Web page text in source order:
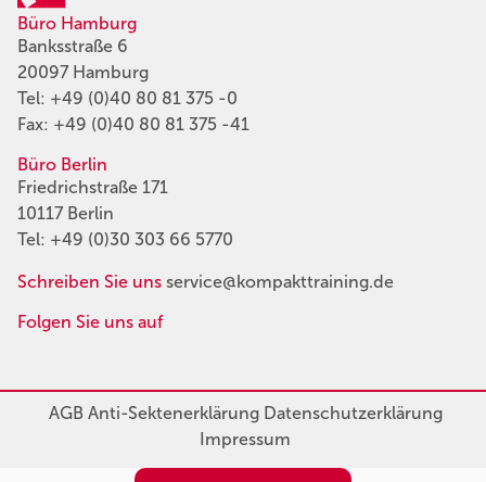
Büro Hamburg
Banksstraße 6
20097 Hamburg
Tel: +49 (0)40 80 81 375 -0
Fax: +49 (0)40 80 81 375 -41
Büro Berlin
Friedrichstraße 171
10117 Berlin
Tel: +49 (0)30 303 66 5770
Schreiben Sie uns service@kompakttraining.de
Folgen Sie uns auf
AGBAnti-SektenerklärungDatenschutzerklärung
Impressum